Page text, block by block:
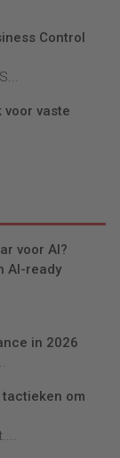
Control
vaste
voor AI?
AI-ready
in 2026
tactieken om